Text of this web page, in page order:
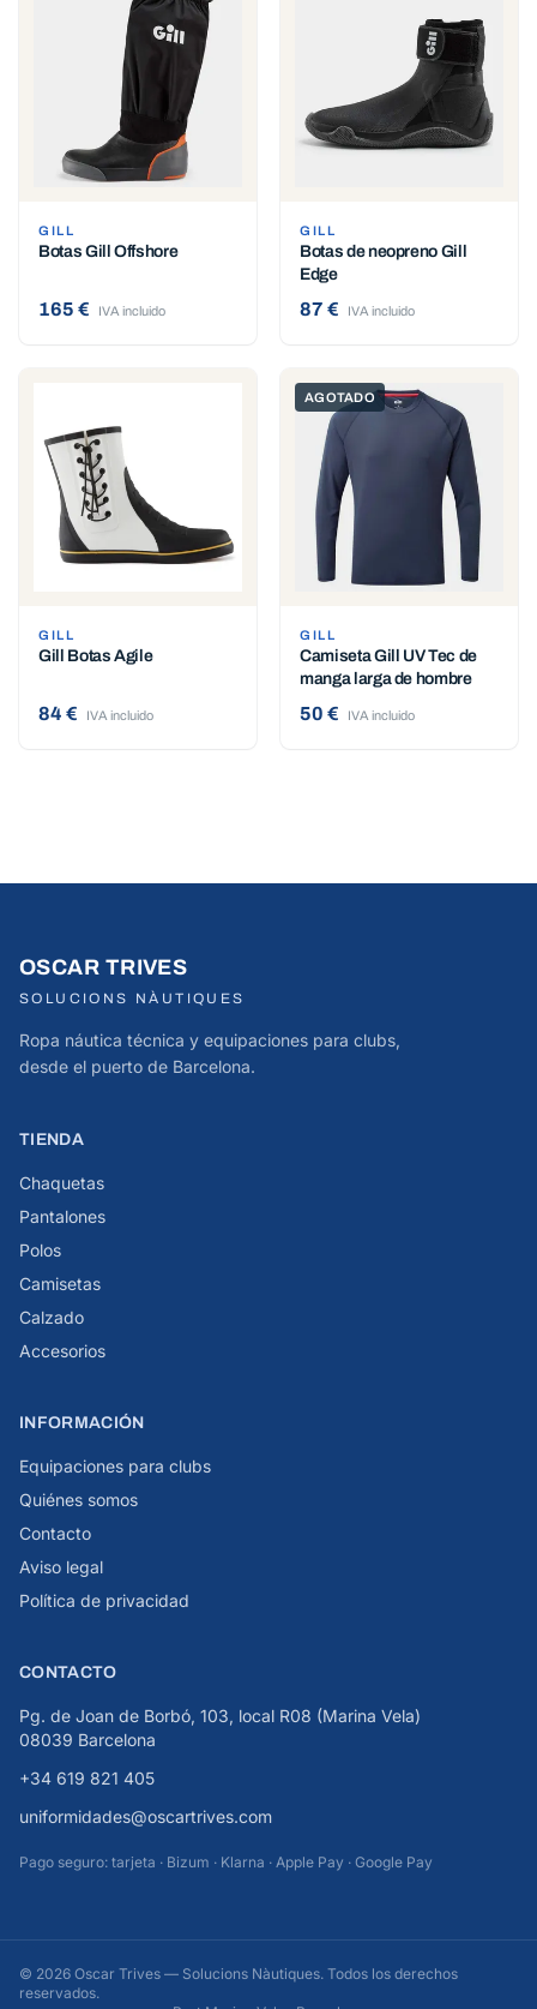
GILL
Botas Gill Offshore
165 € IVA incluido
GILL
Botas de neopreno Gill
Edge
87 € IVA incluido
GILL
Gill Botas Agile
84 € IVA incluido
AGOTADO
GILL
Camiseta Gill UV Tec de
manga larga de hombre
50 € IVA incluido
OSCAR TRIVES
SOLUCIONS NÀUTIQUES
Ropa náutica técnica y equipaciones para clubs,
desde el puerto de Barcelona.
TIENDA
Chaquetas
Pantalones
Polos
Camisetas
Calzado
Accesorios
INFORMACIÓN
Equipaciones para clubs
Quiénes somos
Contacto
Aviso legal
Política de privacidad
CONTACTO
Pg. de Joan de Borbó, 103, local R08 (Marina Vela)
08039 Barcelona
+34 619 821 405
uniformidades@oscartrives.com
Pago seguro: tarjeta · Bizum · Klarna · Apple Pay · Google Pay
© 2026 Oscar Trives — Solucions Nàutiques. Todos los derechos
reservados.